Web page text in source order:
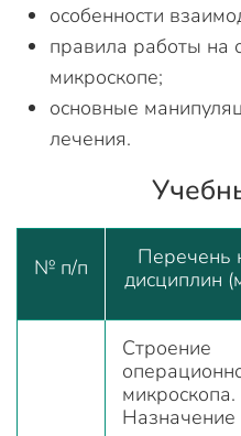
особенности
правила работы на
микроскопе;
основные
лечения.
№ п/п
Перечень
дисциплин
Строение
микроскопа.
Назначение